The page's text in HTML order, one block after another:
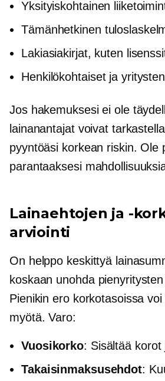
Yksityiskohtainen
Tämänhetkinen
Lakiasiakirjat, kuten
Henkilökohtaiset ja
Jos hakemuksesi ei ole
lainanantajat voivat tarkastella
pyyntöäsi korkean riskin. Ole
parantaaksesi
Lainaehtojen ja -
arviointi
On helppo keskittyä
koskaan unohda
Pienikin ero korkotasoissa
myötä. Varo:
Vuosikorko: Sisältää korot
Takaisinmaksusehdot: